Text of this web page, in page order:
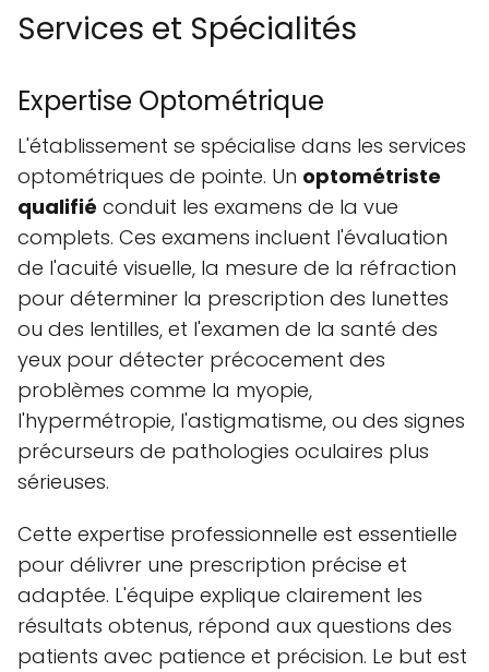
Services et Spécialités
Expertise Optométrique
L'établissement se spécialise dans les services
optométriques de pointe. Un optométriste
qualifié conduit les examens de la vue
complets. Ces examens incluent l'évaluation
de l'acuité visuelle, la mesure de la réfraction
pour déterminer la prescription des lunettes
ou des lentilles, et l'examen de la santé des
yeux pour détecter précocement des
problèmes comme la myopie,
l'hypermétropie, l'astigmatisme, ou des signes
précurseurs de pathologies oculaires plus
sérieuses.
Cette expertise professionnelle est essentielle
pour délivrer une prescription précise et
adaptée. L'équipe explique clairement les
résultats obtenus, répond aux questions des
patients avec patience et précision. Le but est